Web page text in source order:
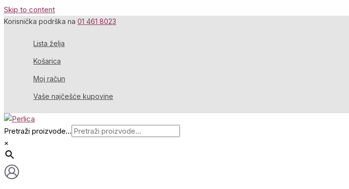
Skip to content
Korisnička podrška na 01 461 8023
Lista želja
Košarica
Moj račun
Vaše najčešće kupovine
Pretraži proizvode...
×